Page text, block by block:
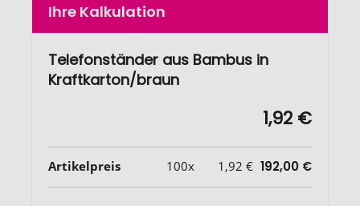
Ihre Kalkulation
Telefonständer aus Bambus in
Kraftkarton/braun
1,92 €
Artikelpreis 100x 1,92 € 192,00 €